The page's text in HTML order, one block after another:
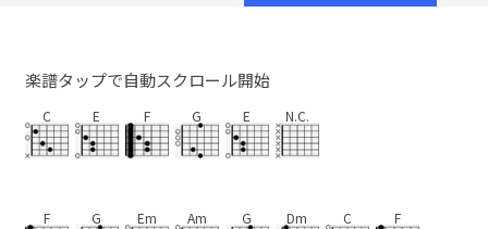
楽譜タップで自動スクロール開始
C E F G E N.C.
F G Em Am G Dm C F